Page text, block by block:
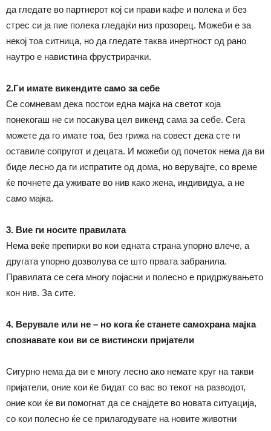
да гледате во партнерот кој си прави кафе и полека и без
стрес си ја пие полека гледајќи низ прозорец. Можеби е за
некој тоа ситница, но да гледате таква инертност од рано
наутро е навистина фрустрирачки.
2.Ги имате викендите само за себе
Се сомневам дека постои една мајка на светот која
понекогаш не си посакува цел викенд сама за себе. Сега
можете да го имате тоа, без грижа на совест дека сте ги
оставиле сопругот и децата. И можеби од почеток нема да ви
биде лесно да ги испратите од дома, но верувајте, со време
ќе почнете да уживате во нив како жена, индивидуа, а не
само мајка.
3. Вие ги носите правилата
Нема веќе препирки во кои едната страна упорно влече, а
другата упорно дозволува се што првата забранила.
Правилата се сега многу појасни и полесно е придржувањето
кон нив. За сите.
4. Верувале или не – но кога ќе станете самохрана мајка
спознавате кои ви се вистински пријатели
Сигурно нема да ви е многу лесно ако немате круг на такви
пријатели, оние кои ќе бидат со вас во текот на разводот,
оние кои ќе ви помогнат да се снајдете во новата ситуација,
со кои полесно ќе се прилагодувате на новите животни